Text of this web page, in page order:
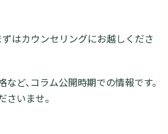
ずはカウンセリングにお越しくださ
ど、コラム公開時期での情報です。
さいませ。